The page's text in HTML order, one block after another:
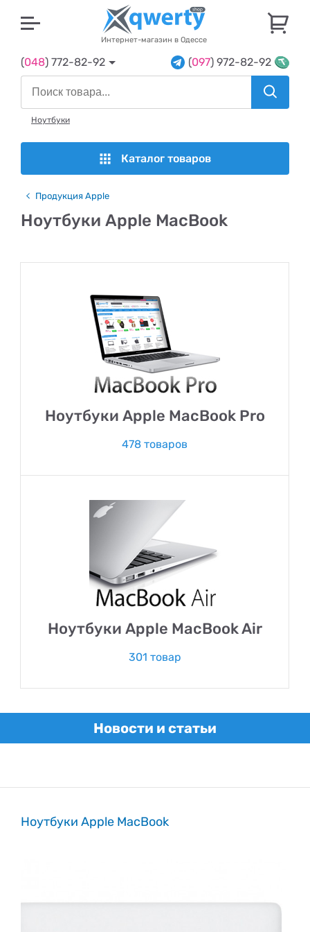
Интернет-магазин в Одессе
(048) 772-82-92 (097) 972-82-92
Ноутбуки
Каталог товаров
Продукция Apple
Ноутбуки Apple MacBook
Ноутбуки Apple MacBook Pro
478 товаров
Ноутбуки Apple MacBook Air
301 товар
Новости и статьи
Ноутбуки Apple MacBook